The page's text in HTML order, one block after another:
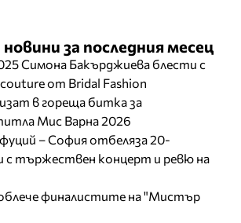
за последния месец
Симона Бакърджиева блести с
от Bridal Fashion
в гореща битка за
Мис Варна 2026
– София отбеляза 20-
с тържествен концерт и ревю на
финалистите на "Мистър